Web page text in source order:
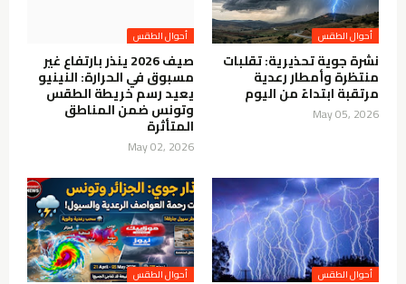
نشرة جوية تحذيرية: تقلبات
منتظرة وأمطار رعدية
مرتقبة ابتداءً من اليوم
May 05, 2026
صيف 2026 ينذر بارتفاع غير
مسبوق في الحرارة: النينيو
يعيد رسم خريطة الطقس
وتونس ضمن المناطق
المتأثرة
May 02, 2026